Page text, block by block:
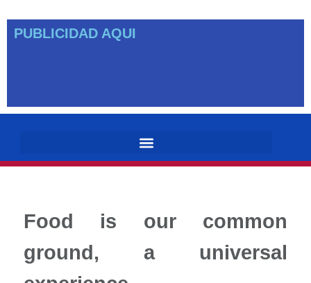
PUBLICIDAD AQUI
Food is our common
ground, a universal